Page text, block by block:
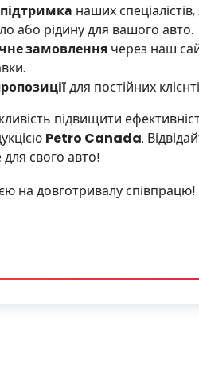
наших
або рідину для вашого авто.
замовлення через наш
для постійних
підвищити
Petro Canada.
свого авто!
на довготривалу співпрацю!